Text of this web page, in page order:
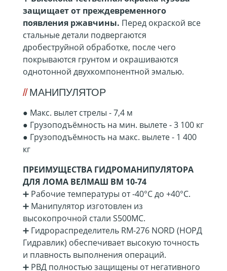
защищает от преждевременного
появления ржавчины. Перед окраской все
стальные детали подвергаются
дробеструйной обработке, после чего
покрываются грунтом и окрашиваются
однотонной двухкомпонентной эмалью.
МАНИПУЛЯТОР
● Макс. вылет стрелы - 7,4 м
● Грузоподъёмность на мин. вылете - 3 100 кг
● Грузоподъёмность на макс. вылете - 1 400
кг
ПРЕИМУЩЕСТВА ГИДРОМАНИПУЛЯТОРА
ДЛЯ ЛОМА ВЕЛМАШ ВМ 10-74
➕ Рабочие температуры от -40°C до +40°C.
➕ Манипулятор изготовлен из
высокопрочной стали S500MC.
➕ Гидрораспределитель RM-276 NORD (НОРД
Гидравлик) обеспечивает высокую точность
и плавность выполнения операций.
➕ РВД полностью защищены от негативного